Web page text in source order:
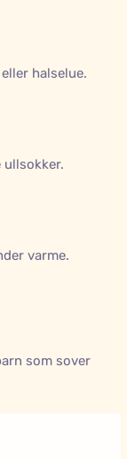
halselue.
varme.
som sover